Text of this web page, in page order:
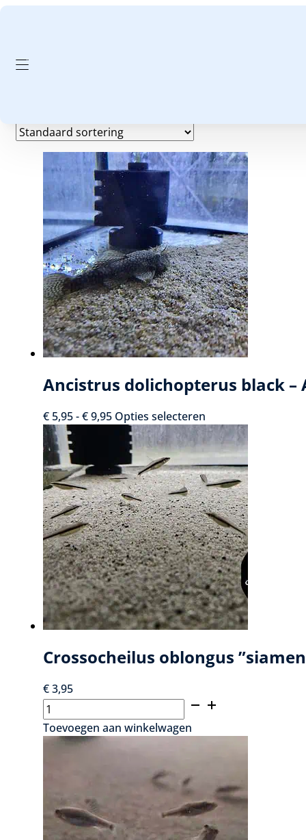
Spirulina
Ancistrus dolichopterus black –
€ 5,95-€9,95Prijsklasse:
€ 5,95
€ 9,95
Opties selecteren
product
heeft
meerdere
variaties.
Deze
optie
kan
gekozen
worden
op
de
productpagina
Crossocheilus oblongus
€3,95
Crossocheilus
oblongus
''siamensis''
aantal
Toevoegen aan winkelwagen